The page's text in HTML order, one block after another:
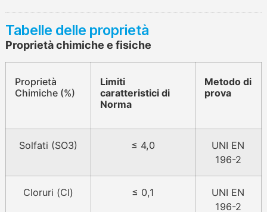
Tabelle delle proprietà
Proprietà chimiche e fisiche
Proprietà
Chimiche (%)
Limiti
caratteristici di
Norma
Metodo di
prova
Solfati (SO3) ≤ 4,0
UNI EN
196-2
Cloruri (Cl) ≤ 0,1
UNI EN
196-2